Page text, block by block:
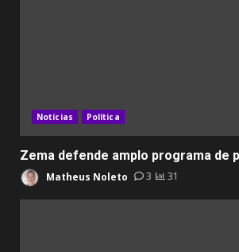
Notícias Política
Zema defende amplo programa de
Matheus Noleto 3 31